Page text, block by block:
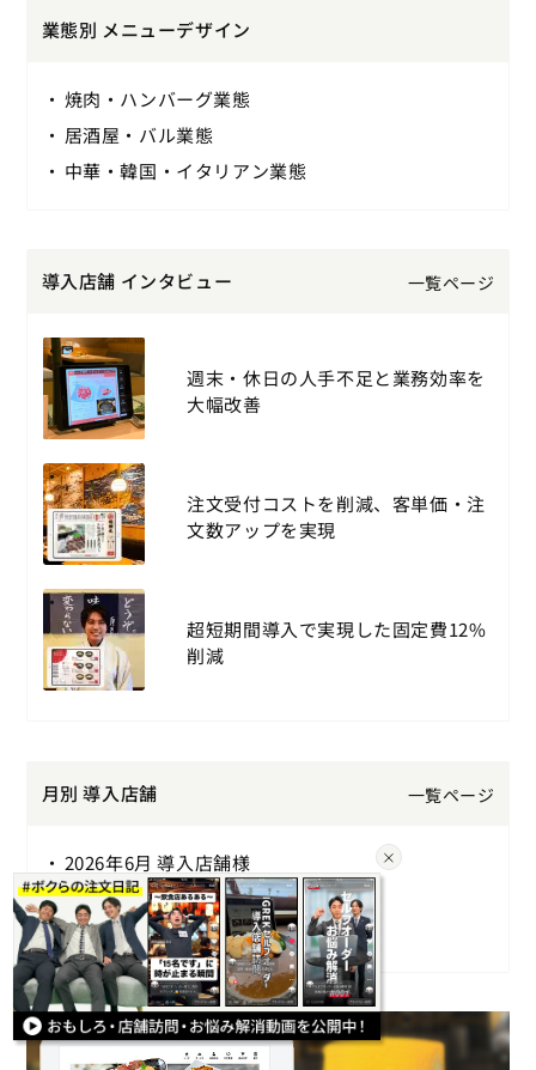
業態別 メニューデザイン
焼肉・ハンバーグ業態
居酒屋・バル業態
中華・韓国・イタリアン業態
導入店舗 インタビュー 一覧ページ
週末・休日の人手不足と業務効率を
大幅改善
注文受付コストを削減、客単価・注
文数アップを実現
超短期間導入で実現した固定費12%
削減
月別 導入店舗 一覧ページ
2026年6月 導入店舗様
2026年5月 導入店舗様
2026年4月 導入店舗様